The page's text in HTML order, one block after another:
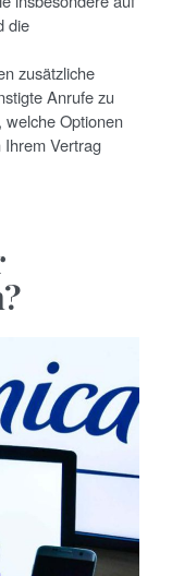
die
zusätzliche
Anrufe zu
Optionen
Vertrag